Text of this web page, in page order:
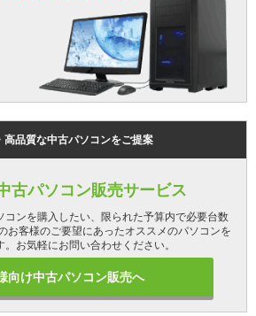
高品質な中古パソコンをご提案
古パソコン販売サービス
コンを購入したい、限られた予算内で必要台数
お客様のご要望にあったオススメのパソコンを
お気軽にお問い合わせください。
向け中古パソコン販売へ